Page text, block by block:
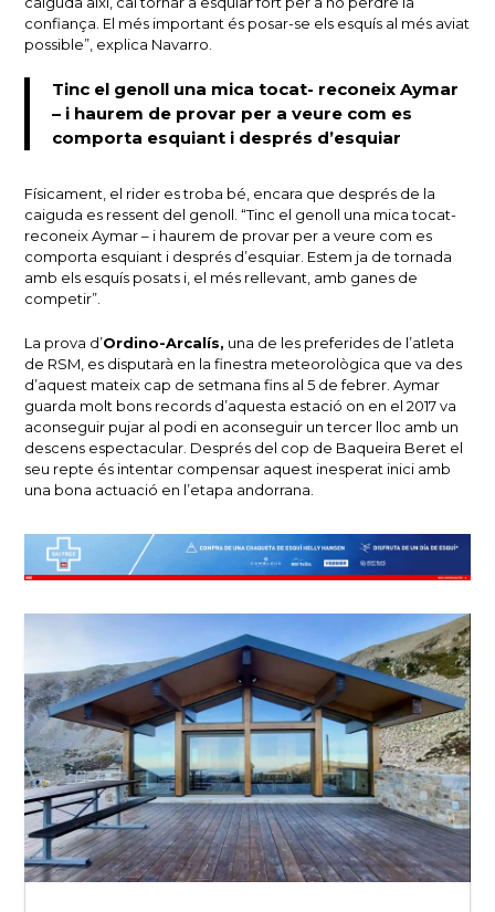
confiança. El més important és posar-se els esquís al més aviat
possible”, explica Navarro.
Tinc el genoll una mica tocat- reconeix Aymar
– i haurem de provar per a veure com es
comporta esquiant i després d’esquiar
Físicament, el rider es troba bé, encara que després de la
caiguda es ressent del genoll. “Tinc el genoll una mica tocat-
reconeix Aymar – i haurem de provar per a veure com es
comporta esquiant i després d’esquiar. Estem ja de tornada
amb els esquís posats i, el més rellevant, amb ganes de
competir”.
La prova d’Ordino-Arcalís, una de les preferides de l’atleta
de RSM, es disputarà en la finestra meteorològica que va des
d’aquest mateix cap de setmana fins al 5 de febrer. Aymar
guarda molt bons records d’aquesta estació on en el 2017 va
aconseguir pujar al podi en aconseguir un tercer lloc amb un
descens espectacular. Després del cop de Baqueira Beret el
seu repte és intentar compensar aquest inesperat inici amb
una bona actuació en l’etapa andorrana.